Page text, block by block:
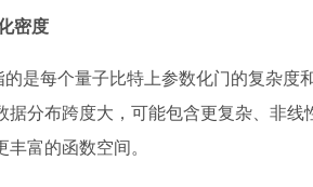
密度
的是每个量子比特上参数化门的复杂度
据分布跨度大，可能包含更复杂、非
富的函数空间。